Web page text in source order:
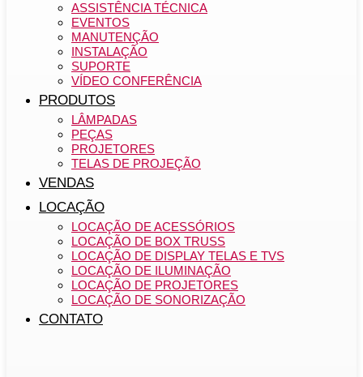
ASSISTÊNCIA TÉCNICA
EVENTOS
MANUTENÇÃO
INSTALAÇÃO
SUPORTE
VÍDEO CONFERÊNCIA
PRODUTOS
LÂMPADAS
PEÇAS
PROJETORES
TELAS DE PROJEÇÃO
VENDAS
LOCAÇÃO
LOCAÇÃO DE ACESSÓRIOS
LOCAÇÃO DE BOX TRUSS
LOCAÇÃO DE DISPLAY TELAS E TVS
LOCAÇÃO DE ILUMINAÇÃO
LOCAÇÃO DE PROJETORES
LOCAÇÃO DE SONORIZAÇÃO
CONTATO